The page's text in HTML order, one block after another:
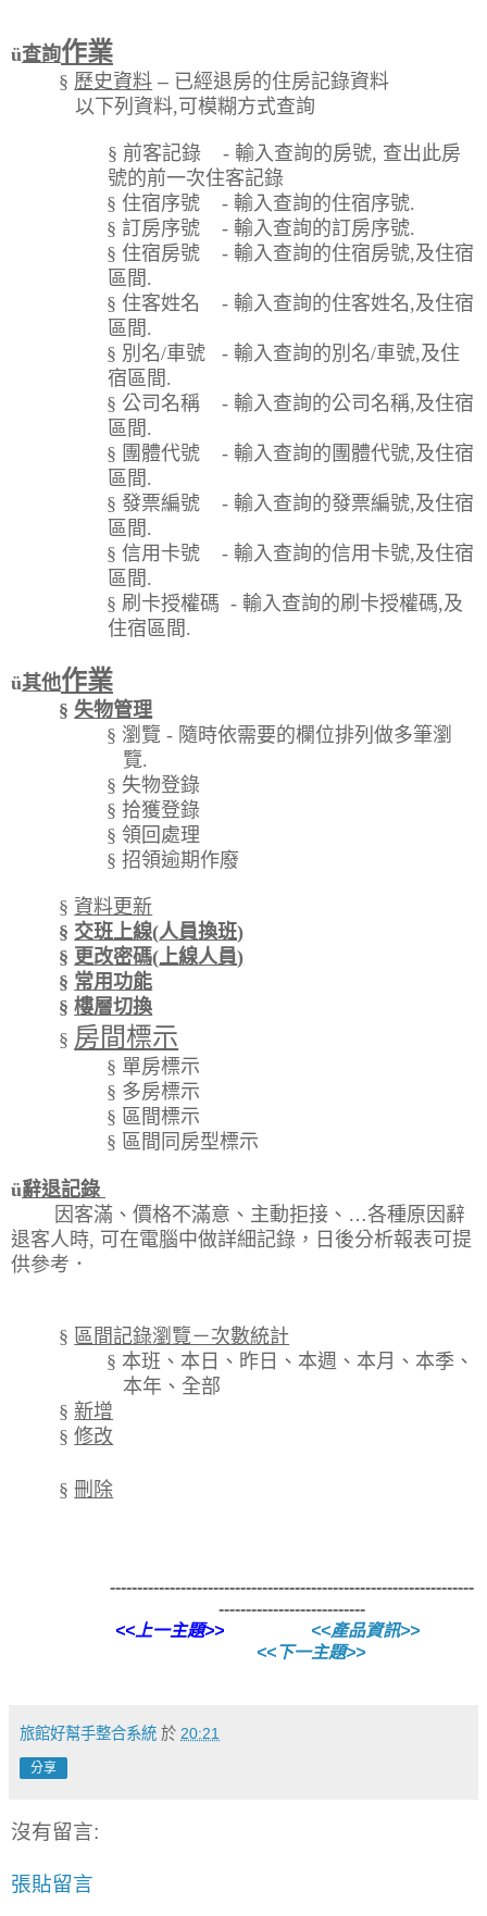
ü查詢作業
§ 歷史資料 – 已經退房的住房記錄資料
以下列資料,可模糊方式查詢
§ 前客記錄- 輸入查詢的房號, 查出此房
號的前一次住客記錄
§ 住宿序號 -輸入查詢的住宿序號.
§ 訂房序號 -輸入查詢的訂房序號.
§ 住宿房號 -輸入查詢的住宿房號, 及住宿
區間 .
§ 住客姓名 -輸入查詢的住客姓名, 及住宿
區間 .
§ 別名/車號 -輸入查詢的別名/車號, 及住
宿區間 .
§ 公司名稱 -輸入查詢的公司名稱, 及住宿
區間 .
§ 團體代號 -輸入查詢的團體代號, 及住宿
區間 .
§ 發票編號 -輸入查詢的發票編號, 及住宿
區間 .
§ 信用卡號 -輸入查詢的信用卡號, 及住宿
區間 .
§ 刷卡授權碼 -輸入查詢的刷卡授權碼, 及
住宿區間 .
ü其他作業
§ 失物管理
§ 瀏覽 - 隨時依需要的欄位排列做多筆瀏
覽.
§ 失物登錄
§ 拾獲登錄
§ 領回處理
§ 招領逾期作廢
§ 資料更新
§ 交班上線(人員換班)
§ 更改密碼( 上線人員)
§ 常用功能
§ 樓層切換
§ 房間標示
§ 單房標示
§ 多房標示
§ 區間標示
§ 區間同房型標示
ü辭退記錄
因客滿、價格不滿意、主動拒接、 …各種原因辭
退客人時, 可在電腦中做詳細記錄，日後分析報表可提
供參考．
§ 區間記錄瀏覽－次數統計
§ 本班、本日、昨日、本週、本月、本季、
本年、全部
§ 新增
§ 修改
§ 刪除
-------------------------------------------------------------------
---------------------------
<<上一主題>>
<<產品資訊>>
<<下一主題>>
旅館好幫手整合系統 於 20:21
分享
沒有留言:
張貼留言